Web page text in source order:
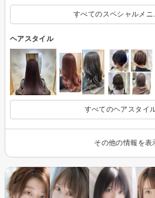
すべてのスペシャルメニ
ヘアスタイル
すべてのヘアスタイ
その他の情報を表